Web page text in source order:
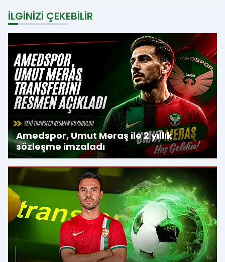
İLGINIZI ÇEKEBILIR
Amedspor, Umut Meraş ile 2 yıllık
sözleşme imzaladı